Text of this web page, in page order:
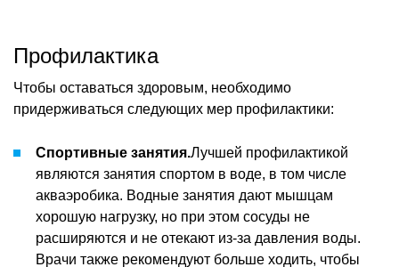
Профилактика
Чтобы оставаться здоровым, необходимо
придерживаться следующих мер профилактики:
Спортивные занятия.Лучшей профилактикой
являются занятия спортом в воде, в том числе
акваэробика. Водные занятия дают мышцам
хорошую нагрузку, но при этом сосуды не
расширяются и не отекают из-за давления воды.
Врачи также рекомендуют больше ходить, чтобы